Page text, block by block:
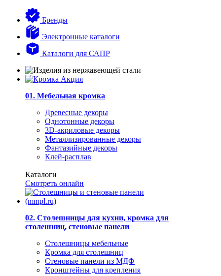
Бренды
Электронные каталоги
Каталоги для САПР
01. Мебельная кромка
Древесные декоры
Однотонные декоры
3D-акриловые декоры
Металлизированные декоры
Фантазийные декоры
Клей-расплав
Каталоги
Смотреть онлайн
02. Столешницы для кухни, кромка для
столешниц, стеновые панели
Столешницы мебельные
Кромка для столешниц
Стеновые панели из МДФ
Кронштейны для крепления